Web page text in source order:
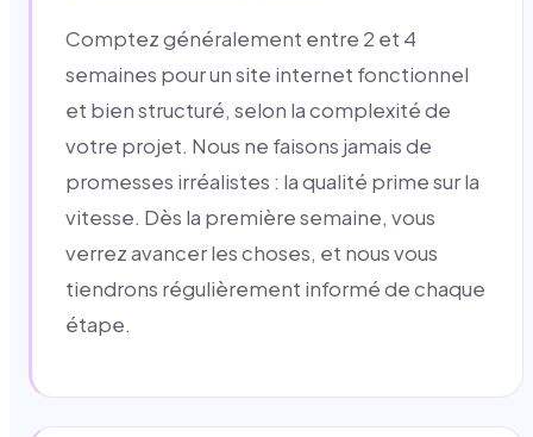
Comptez généralement entre 2 et 4
semaines pour un site internet fonctionnel
et bien structuré, selon la complexité de
votre projet. Nous ne faisons jamais de
promesses irréalistes : la qualité prime sur la
vitesse. Dès la première semaine, vous
verrez avancer les choses, et nous vous
tiendrons régulièrement informé de chaque
étape.